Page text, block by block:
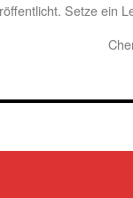
Setze ein